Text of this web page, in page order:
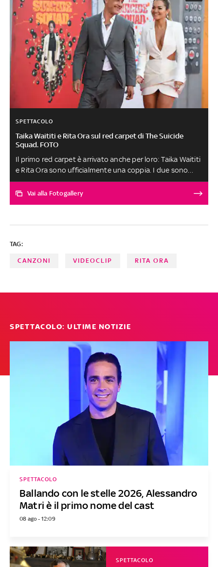
SPETTACOLO
Taika Waititi e Rita Ora sul red carpet di The Suicide
Squad. FOTO
Il primo red carpet è arrivato anche per loro: Taika Waititi
e Rita Ora sono ufficialmente una coppia. I due sono
arrivati mano nella mano alla premiere di “The Suicide
Squad”, confermando le voci che da tempo li volevano
Vai alla Fotogallery
TAG:
CANZONI VIDEOCLIP RITA ORA
SPETTACOLO: ULTIME NOTIZIE
Ballando con le stelle 2026, Alessandro
Matri è il primo nome del cast
SPETTACOLO
08 ago - 12:09
SPETTACOLO